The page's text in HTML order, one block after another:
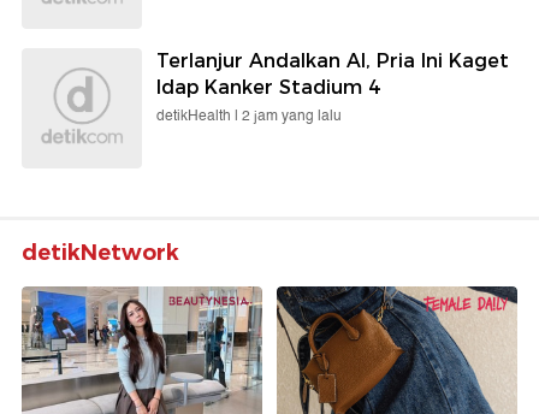
Terlanjur Andalkan AI, Pria Ini Kaget
Idap Kanker Stadium 4
detikHealth | 2 jam yang lalu
detikNetwork